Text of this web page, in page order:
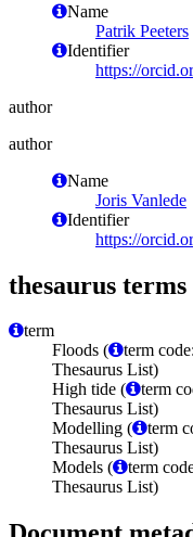
Name
Patrik Peeters
Identifier
https://
author
author
Name
Joris Vanlede
Identifier
https://
thesaurus terms
term
Floods (
term
Thesaurus List)
High tide (
term
Thesaurus List)
Modelling (
term
Thesaurus List)
Models (
term
Thesaurus List)